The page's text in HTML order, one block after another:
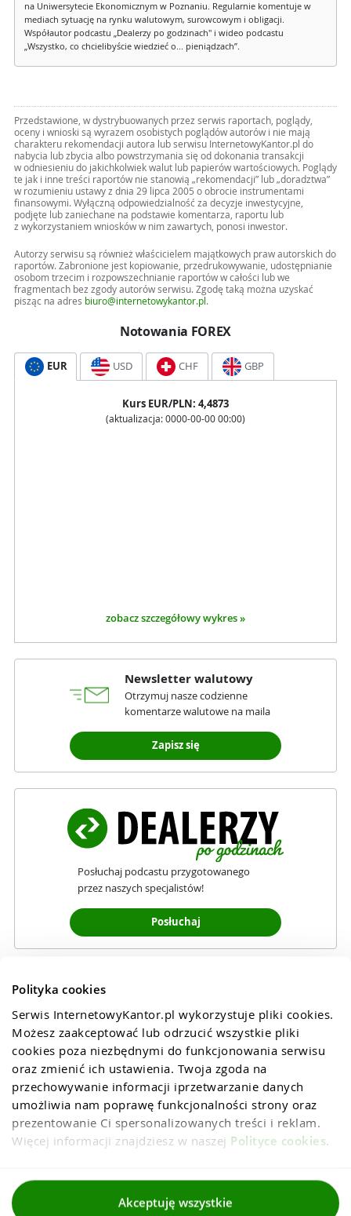
Polityka cookies
Serwis InternetowyKantor.pl wykorzystuje pliki cookies.
Możesz zaakceptować lub odrzucić wszystkie pliki
cookies poza niezbędnymi do funkcjonowania serwisu
oraz zmienić ich ustawienia. Twoja zgoda na
przechowywanie informacji iprzetwarzanie danych
umożliwia nam poprawę funkcjonalności strony oraz
prezentowanie Ci spersonalizowanych treści i reklam.
Więcej informacji znajdziesz w naszej Polityce cookies.
Akceptuję wszystkie
na Uniwersytecie Ekonomicznym w Poznaniu. Regularnie komentuje w
mediach sytuację na rynku walutowym, surowcowym i obligacji.
Współautor podcastu „Dealerzy po godzinach" i wideo podcastu
„Wszystko, co chcielibyście wiedzieć o... pieniądzach”.
Przedstawione, w dystrybuowanych przez serwis raportach, poglądy,
oceny i wnioski są wyrazem osobistych poglądów autorów i nie mają
charakteru rekomendacji autora lub serwisu InternetowyKantor.pl do
nabycia lub zbycia albo powstrzymania się od dokonania transakcji
w odniesieniu do jakichkolwiek walut lub papierów wartościowych. Poglądy
te jak i inne treści raportów nie stanowią „rekomendacji” lub „doradztwa”
w rozumieniu ustawy z dnia 29 lipca 2005 o obrocie instrumentami
finansowymi. Wyłączną odpowiedzialność za decyzje inwestycyjne,
podjęte lub zaniechane na podstawie komentarza, raportu lub
z wykorzystaniem wniosków w nim zawartych, ponosi inwestor.
Autorzy serwisu są również właścicielem majątkowych praw autorskich do
raportów. Zabronione jest kopiowanie, przedrukowywanie, udostępnianie
osobom trzecim i rozpowszechnianie raportów w całości lub we
fragmentach bez zgody autorów serwisu. Zgodę taką można uzyskać
pisząc na adres biuro@internetowykantor.pl .
Notowania FOREX
EUR USD CHF GBP
Kurs EUR/PLN: 4,4873
(aktualizacja: 0000-00-00 00:00)
zobacz szczegółowy wykres »
Newsletter walutowy
Otrzymuj nasze codzienne
komentarze walutowe na maila
Zapisz się
Posłuchaj podcastu przygotowanego
przez naszych specjalistów!
Posłuchaj
Regulaminy